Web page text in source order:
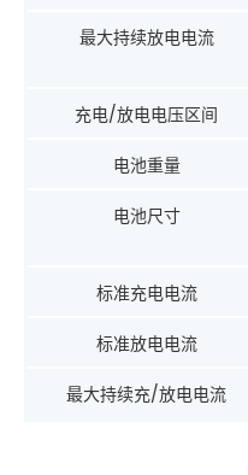
最大持续放电电流
充电/放电电压区间
电池重量
电池尺寸
标准充电电流
标准放电电流
最大持续充/放电电流